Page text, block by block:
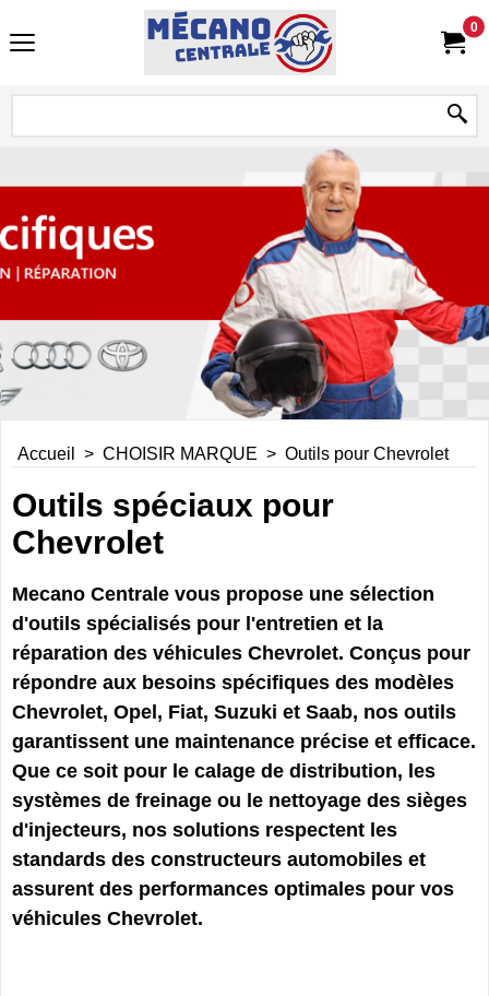
0
Accueil > CHOISIR MARQUE > Outils pour Chevrolet
Outils spéciaux pour
Chevrolet
Mecano Centrale vous propose une sélection
d'outils spécialisés pour l'entretien et la
réparation des véhicules Chevrolet. Conçus pour
répondre aux besoins spécifiques des modèles
Chevrolet, Opel, Fiat, Suzuki et Saab, nos outils
garantissent une maintenance précise et efficace.
Que ce soit pour le calage de distribution, les
systèmes de freinage ou le nettoyage des sièges
d'injecteurs, nos solutions respectent les
standards des constructeurs automobiles et
assurent des performances optimales pour vos
véhicules Chevrolet.